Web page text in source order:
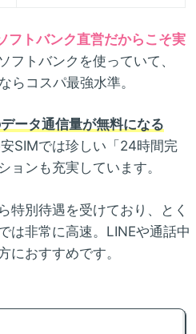
フトバンク直営だからこそ実
フトバンクを使っていて、
らコスパ最強水準。
ータ通信量が無料になる
SIMでは珍しい「24時間完
ョンも充実しています。
特別待遇を受けており、とく
は非常に高速。LINEや通話中
におすすめです。